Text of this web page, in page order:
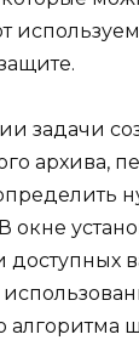
задачи
архива,
определить
окне
доступных
алгоритма